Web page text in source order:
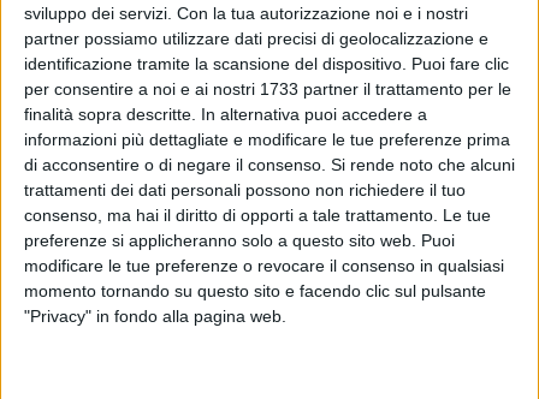
sviluppo dei servizi. Con la tua autorizzazione noi e i nostri
partner possiamo utilizzare dati precisi di geolocalizzazione e
identificazione tramite la scansione del dispositivo. Puoi fare clic
per consentire a noi e ai nostri 1733 partner il trattamento per le
finalità sopra descritte. In alternativa puoi accedere a
informazioni più dettagliate e modificare le tue preferenze prima
di acconsentire o di negare il consenso. Si rende noto che alcuni
trattamenti dei dati personali possono non richiedere il tuo
consenso, ma hai il diritto di opporti a tale trattamento. Le tue
preferenze si applicheranno solo a questo sito web. Puoi
modificare le tue preferenze o revocare il consenso in qualsiasi
momento tornando su questo sito e facendo clic sul pulsante
"Privacy" in fondo alla pagina web.
"Il 18 dicembre 2022, alle ore 1030, presso la Terrazza della
Fondazione E.P.Santomasi (se il tempo sarà clemente), nella
Sala Convegni della Fondazione (in caso di mal tempo), si
svolgerà il primo di una serie di appuntamenti legati al
mondo del benessere psico-fisico, evento sostenuto e
patrocinato dall'assessorato al turismo del Comune di
Gravina e dalla Fondazione E.P.Santomasi, organizzato
dall'associazione culturale di cui sono Presidente, Love in
Action, iscritta Csen (Centro Sportivo Educativo Nazionale).
L'evento è organizzato in collaborazione con l'insegnante di